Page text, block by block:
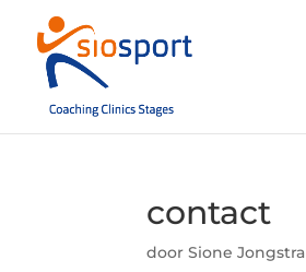
contact
doorSione Jongstra